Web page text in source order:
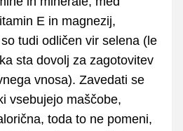
E in magnezij,
tudi odličen vir selena (le
sta dovolj za zagotovitev
vnosa). Zavedati se
vsebujejo maščobe,
toda to ne pomeni,